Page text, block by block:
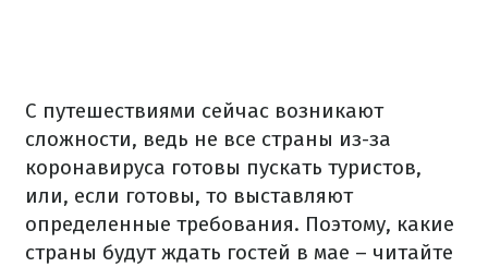
С путешествиями сейчас возникают
сложности, ведь не все страны из-за
коронавируса готовы пускать туристов,
или, если готовы, то выставляют
определенные требования. Поэтому, какие
страны будут ждать гостей в мае – читайте